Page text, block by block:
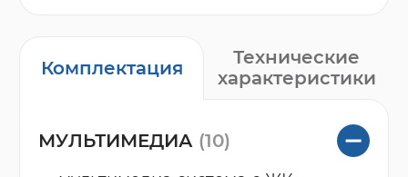
Комплектация
Технические
характеристики
МУЛЬТИМЕДИА (10)